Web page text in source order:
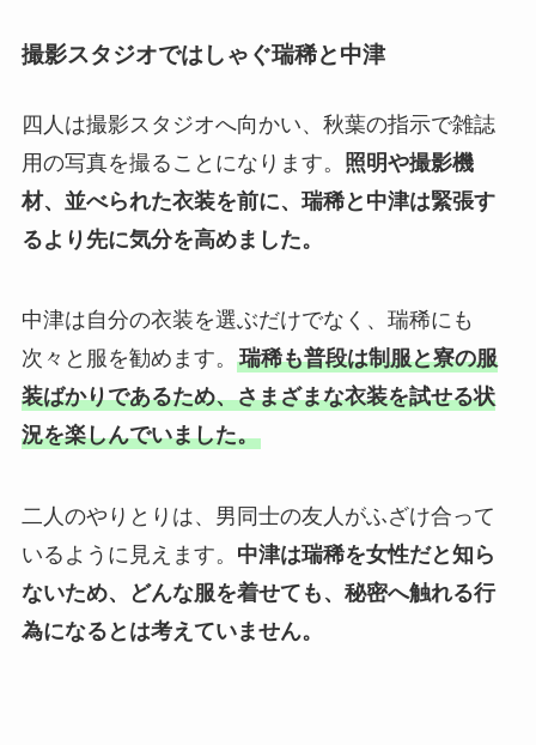
撮影スタジオではしゃぐ瑞稀と中津
四人は撮影スタジオへ向かい、秋葉の指示で雑誌
用の写真を撮ることになります。 照明や撮影機
材、並べられた衣装を前に、瑞稀と中津は緊張す
るより先に気分を高めました。
中津は自分の衣装を選ぶだけでなく、瑞稀にも
次々と服を勧めます。 瑞稀も普段は制服と寮の服
装ばかりであるため、さまざまな衣装を試せる状
況を楽しんでいました。
二人のやりとりは、男同士の友人がふざけ合って
いるように見えます。 中津は瑞稀を女性だと知ら
ないため、どんな服を着せても、秘密へ触れる行
為になるとは考えていません。